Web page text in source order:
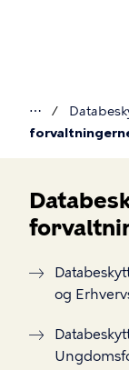
Du
her
⋯
og